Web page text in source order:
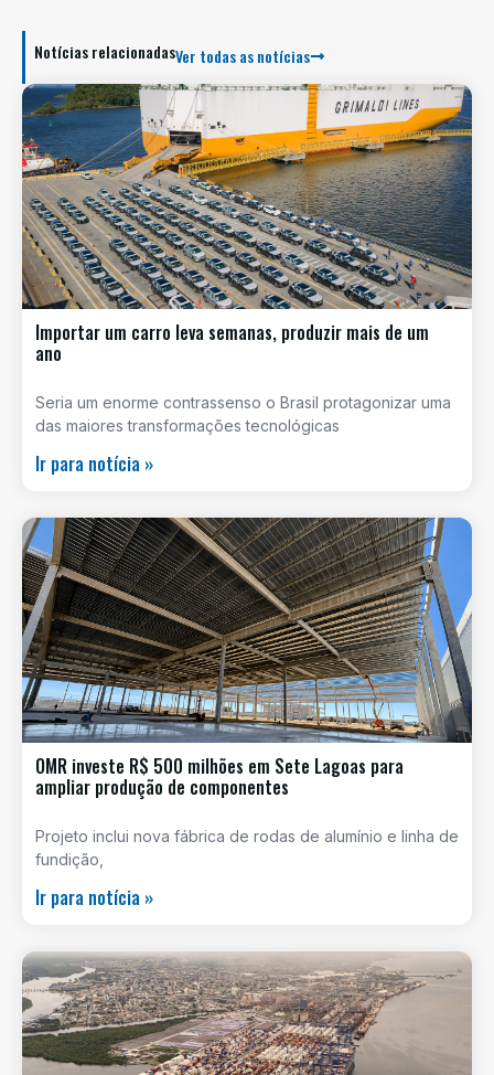
Notícias relacionadasVer todas as notícias
Importar um carro leva semanas, produzir mais de um
ano
Seria um enorme contrassenso o Brasil protagonizar uma
das maiores transformações tecnológicas
Ir para notícia »
OMR investe R$ 500 milhões em Sete Lagoas para
ampliar produção de componentes
Projeto inclui nova fábrica de rodas de alumínio e linha de
fundição,
Ir para notícia »